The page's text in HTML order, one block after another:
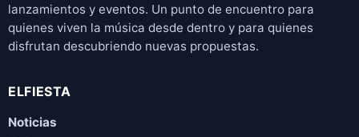
lanzamientos y eventos. Un punto de encuentro para
quienes viven la música desde dentro y para quienes
disfrutan descubriendo nuevas propuestas.
ELFIESTA
Noticias